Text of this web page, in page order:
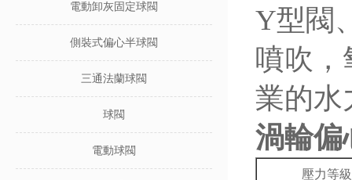
電動卸灰固定球閥
側裝式偏心半球閥
三通法蘭球閥
球閥
電動球閥
Y型閥
噴吹，
業的水
渦輪偏
壓力等級